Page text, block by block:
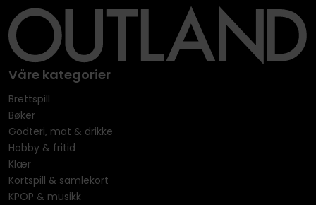
Våre kategorier
Brettspill
Bøker
Godteri, mat & drikke
Hobby & fritid
Klær
Kortspill & samlekort
KPOP & musikk